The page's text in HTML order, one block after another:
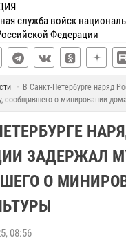
служба войск
Федерации
В Санкт-Петербурге наряд
сообщившего о минировании
ЗАДЕРЖАЛ
О
08:56